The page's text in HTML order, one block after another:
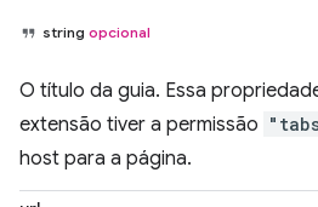
string opcional
O título da guia. Essa
extensão tiver a permissão
host para a página.